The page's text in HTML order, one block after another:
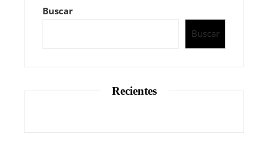
Buscar
Buscar
Recientes